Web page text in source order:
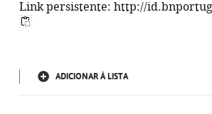
Link persistente: http://
ADICIONAR À LISTA